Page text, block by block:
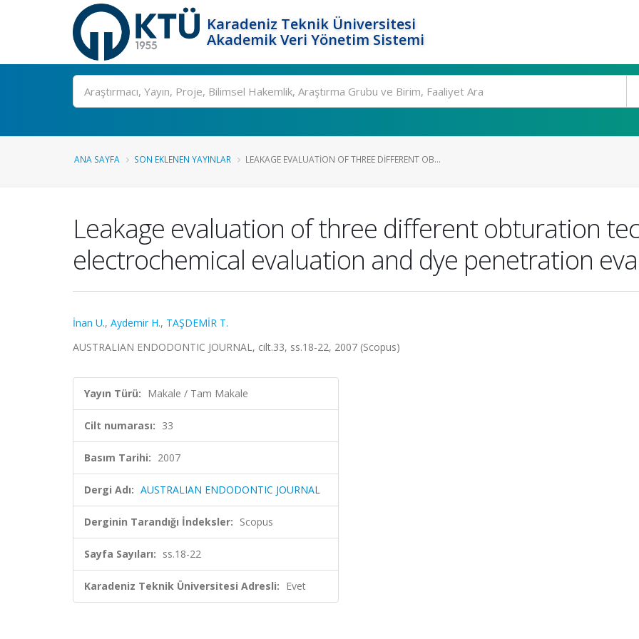
Karadeniz Teknik Üniversitesi
Akademik Veri Yönetim Sistemi
Ara
ANA SAYFA SON EKLENEN YAYINLAR LEAKAGE EVALUATION OF THREE DIFFERENT OB...
Leakage evaluation of three different obturation
electrochemical evaluation and dye penetration
İnan U., Aydemir H., TAŞDEMİR T.
AUSTRALIAN ENDODONTIC JOURNAL, cilt.33, ss.18-22, 2007 (Scopus)
Yayın Türü: Makale / Tam Makale
Cilt numarası: 33
Basım Tarihi: 2007
Dergi Adı: AUSTRALIAN ENDODONTIC JOURNAL
Derginin Tarandığı İndeksler: Scopus
Sayfa Sayıları: ss.18-22
Karadeniz Teknik Üniversitesi Adresli: Evet